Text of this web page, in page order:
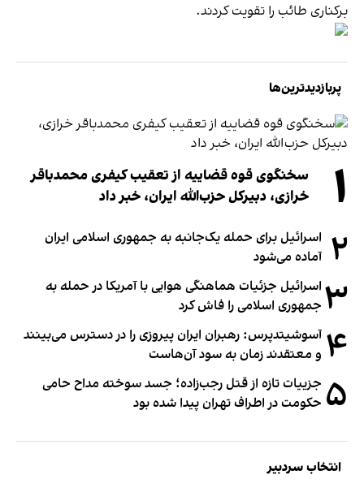
برکناری طائب را تقویت کردند.
پربازدیدترین‌ها
۱
سخنگوی قوه قضاییه از تعقیب کیفری محمدباقر
خرازی، دبیر‌کل حزب‌الله ایران، خبر داد
۲ اسرائیل برای حمله یک‌جانبه به جمهوری اسلامی ایران
آماده می‌شود
۳ اسرائیل جزئیات هماهنگی هوایی با آمریکا در حمله به
جمهوری اسلامی را فاش کرد
۴ آسوشیتدپرس: رهبران ایران پیروزی را در دسترس می‌بینند
و معتقدند زمان به سود آن‌هاست
۵ جزییات تازه از قتل رجب‌زاده؛ جسد سوخته مداح حامی
حکومت در اطراف تهران پیدا شده بود
انتخاب سردبیر